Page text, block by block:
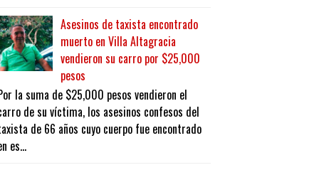
Asesinos de taxista encontrado
muerto en Villa Altagracia
vendieron su carro por $25,000
pesos
la suma de $25,000 pesos vendieron el
de su víctima, los asesinos confesos del
de 66 años cuyo cuerpo fue encontrado
es...